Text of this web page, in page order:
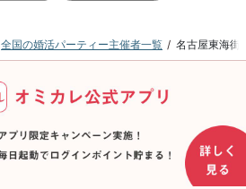
全国の婚活パーティー主催者一覧 名古屋東海街